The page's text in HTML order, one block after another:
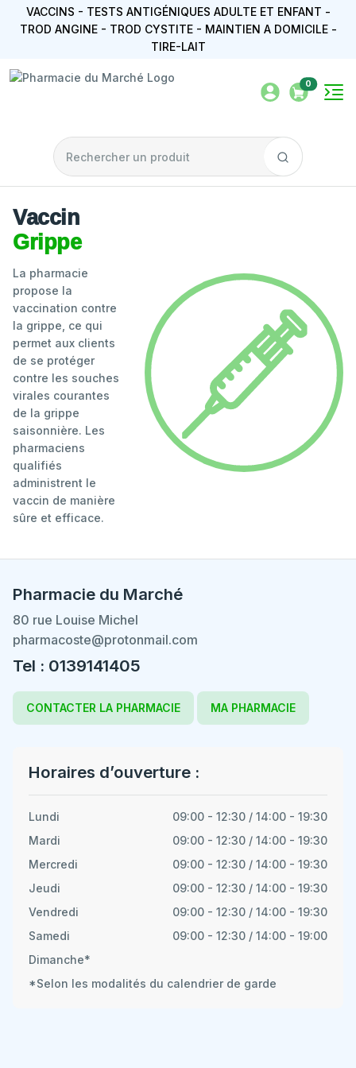
VACCINS - TESTS ANTIGÉNIQUES ADULTE ET ENFANT -
TROD ANGINE - TROD CYSTITE - MAINTIEN A DOMICILE -
TIRE-LAIT
0
Vaccin
Grippe
La pharmacie
propose la
vaccination contre
la grippe, ce qui
permet aux clients
de se protéger
contre les souches
virales courantes
de la grippe
saisonnière. Les
pharmaciens
qualifiés
administrent le
vaccin de manière
sûre et efficace.
Pharmacie du Marché
80 rue Louise Michel
pharmacoste@protonmail.com
Tel : 0139141405
CONTACTER LA PHARMACIE MA PHARMACIE
Horaires d’ouverture :
Lundi
09:00 - 12:30 / 14:00 - 19:30
Mardi
09:00 - 12:30 / 14:00 - 19:30
Mercredi
09:00 - 12:30 / 14:00 - 19:30
Jeudi
09:00 - 12:30 / 14:00 - 19:30
Vendredi
09:00 - 12:30 / 14:00 - 19:30
Samedi
09:00 - 12:30 / 14:00 - 19:00
Dimanche*
*Selon les modalités du calendrier de garde